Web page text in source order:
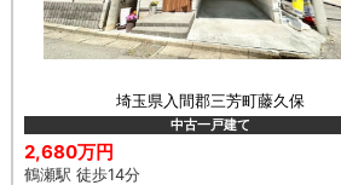
埼玉県入間郡三芳町藤久保
中古一戸建て
2,680万円
鶴瀬駅 徒歩14分